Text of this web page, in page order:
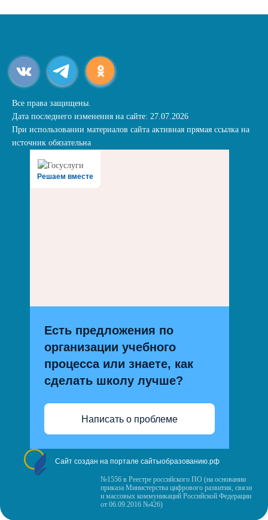
Все права защищены.
Дата последнего изменения на сайте: 27.07.2026
При использовании материалов сайта активная прямая ссылка на
источник обязательна
Решаем вместе
Есть предложения по
организации учебного
процесса или знаете, как
сделать школу лучше?
Написать о проблеме
Сайт создан на портале сайтыобразованию.рф
№1556 в Реестре российского ПО (на основании
приказа Министерства цифрового развития, связи
и массовых коммуникаций Российской Федерации
от 06.09.2016 №426)